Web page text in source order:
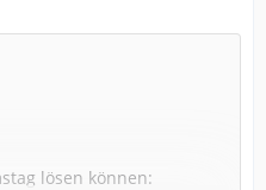
lösen können: